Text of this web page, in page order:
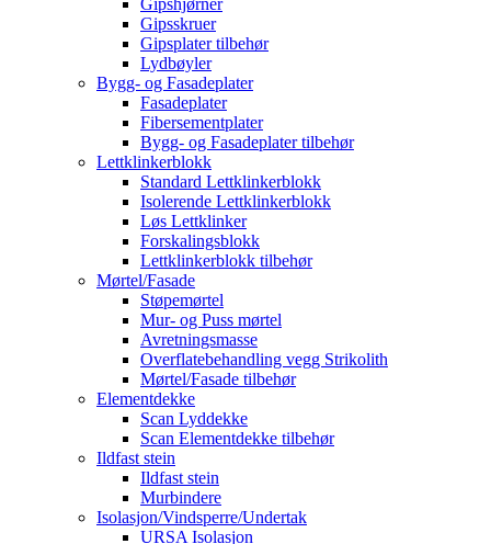
Gipshjørner
Gipsskruer
Gipsplater tilbehør
Lydbøyler
Bygg- og Fasadeplater
Fasadeplater
Fibersementplater
Bygg- og Fasadeplater tilbehør
Lettklinkerblokk
Standard Lettklinkerblokk
Isolerende Lettklinkerblokk
Løs Lettklinker
Forskalingsblokk
Lettklinkerblokk tilbehør
Mørtel/Fasade
Støpemørtel
Mur- og Puss mørtel
Avretningsmasse
Overflatebehandling vegg Strikolith
Mørtel/Fasade tilbehør
Elementdekke
Scan Lyddekke
Scan Elementdekke tilbehør
Ildfast stein
Ildfast stein
Murbindere
Isolasjon/Vindsperre/Undertak
URSA Isolasjon